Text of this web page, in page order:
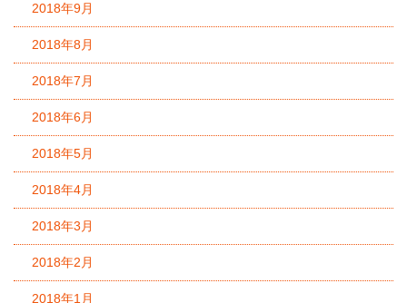
2018年9月
2018年8月
2018年7月
2018年6月
2018年5月
2018年4月
2018年3月
2018年2月
2018年1月